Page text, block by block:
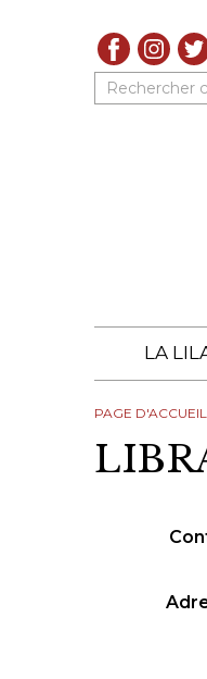
Rechercher
LA
À
CODE
PAGE D'ACCUEIL